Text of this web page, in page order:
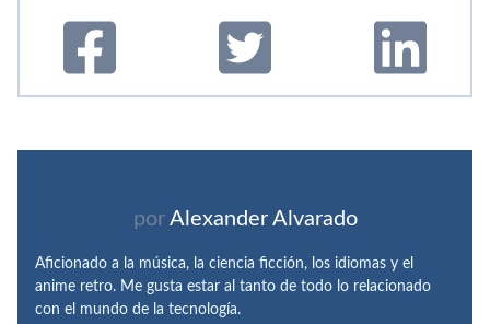
por Alexander Alvarado
Aficionado a la música, la ciencia ficción, los idiomas y el
anime retro. Me gusta estar al tanto de todo lo relacionado
con el mundo de la tecnología.